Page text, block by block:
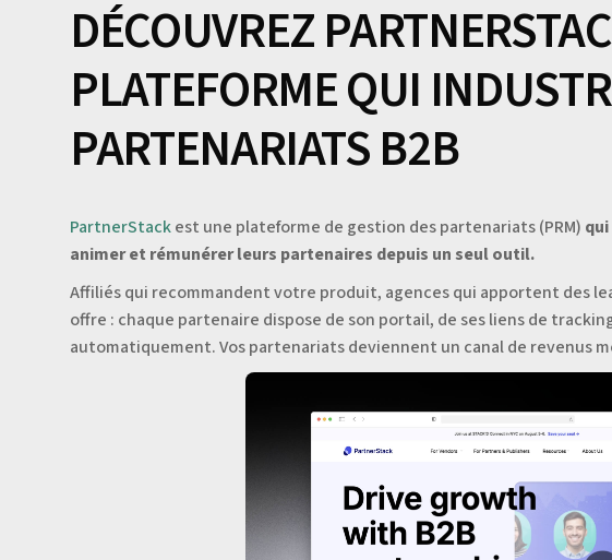
DÉCOUVREZ
PLATEFORME QUI
PARTENARIATS B2B
PartnerStackest une plateforme de gestion des partenariats (PRM)
animer et rémunérer leurs partenaires depuis un seul outil.
Affiliés qui recommandent votre produit, agences qui apportent des
offre : chaque partenaire dispose de son portail, de ses liens de
automatiquement. Vos partenariats deviennent un canal de revenus